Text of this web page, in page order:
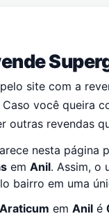
site com a
Caso você queira
outras revendas
nesta página
em Anil. Assim, o
bairro em uma
em Anil é